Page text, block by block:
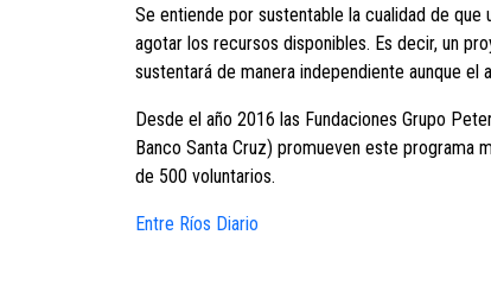
Se entiende por sustentable la cualidad de
agotar los recursos disponibles. Es decir, un
sustentará de manera independiente aunque el
Desde el año 2016 las Fundaciones Grupo
Banco Santa Cruz) promueven este programa
de 500 voluntarios.
Entre Ríos Diario